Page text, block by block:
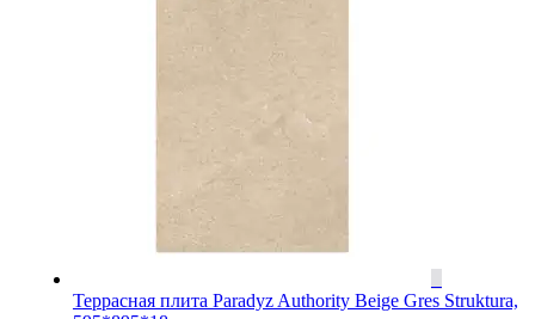
Террасная плита Paradyz Authority Beige Gres Struktura,